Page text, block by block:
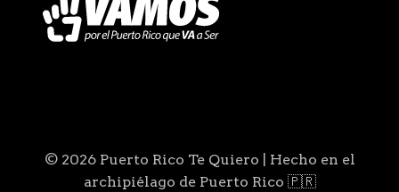
© 2026 Puerto Rico Te Quiero | Hecho en el
archipiélago de Puerto Rico 🇵🇷